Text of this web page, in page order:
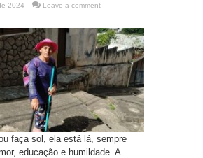
2024
Leave a comment
faça sol, ela está lá, sempre
educação e humildade. A